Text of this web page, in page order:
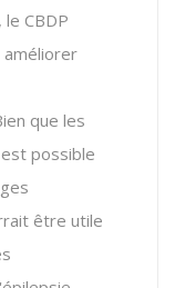
CBDP
que les
possible
être utile